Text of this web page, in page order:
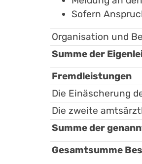
Sofern
Organisation und
Summe der
Fremdleistungen
Die Einäscherung
Die zweite
Summe der
Gesamtsumme